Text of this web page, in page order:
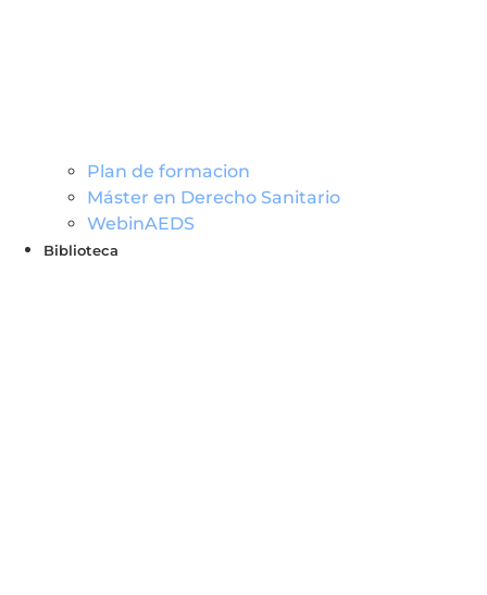
Plan de formacion
Máster en Derecho Sanitario
WebinAEDS
Biblioteca